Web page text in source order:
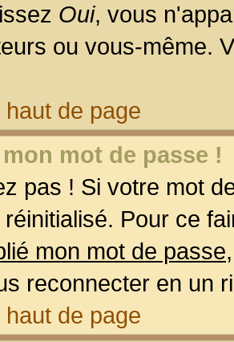
Oui, vous
ou vous-même.
de page
mot de passe !
pas ! Si votre mot
Pour ce
mon mot de passe
reconnecter en un
de page